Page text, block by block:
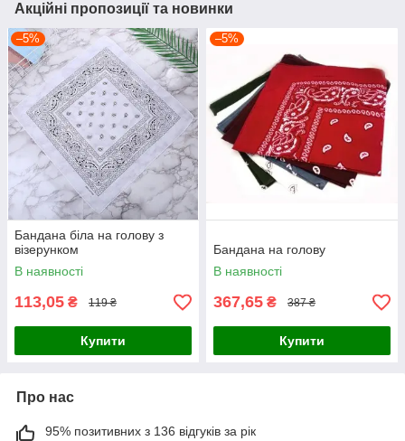
Акційні пропозиції та новинки
–5%
Бандана біла на голову з
візерунком
В наявності
113,05 ₴ 119 ₴
Купити
–5%
Бандана на голову
В наявності
367,65 ₴ 387 ₴
Купити
Про нас
95% позитивних з 136 відгуків за рік